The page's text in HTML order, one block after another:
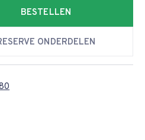
BESTELLEN
ONDERDELEN